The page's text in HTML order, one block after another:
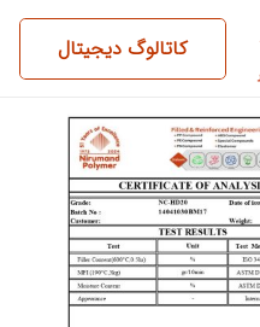
کاتالوگ دیجیتال